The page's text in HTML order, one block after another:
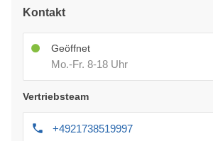
Kontakt
Geöffnet
Mo.-Fr. 8-18 Uhr
Vertriebsteam
+4921738519997